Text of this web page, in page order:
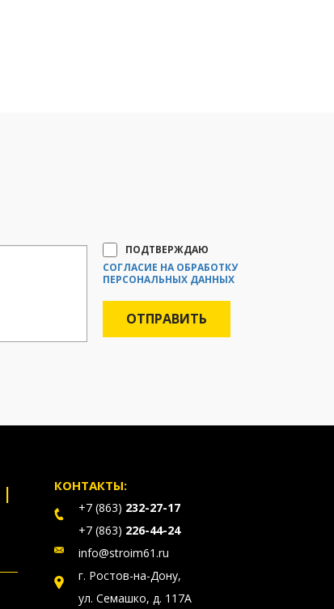
ПОДТВЕРЖДАЮ
СОГЛАСИЕ НА ОБРАБОТКУ
ПЕРСОНАЛЬНЫХ ДАННЫХ
КОНТАКТЫ:
+7 (863) 232-27-17
+7 (863) 226-44-24
info@stroim61.ru
г. Ростов-на-Дону,
ул. Семашко, д. 117А